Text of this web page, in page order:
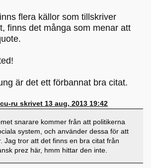
flera källor som tillskriver
finns det många som menar att
är det ett förbannat bra citat.
ru skrivet 13 aug, 2013 19:42
snarare kommer från att politikerna
system, och använder dessa för att
Jag tror att det finns en bra citat från
prez här, hmm hittar den inte.